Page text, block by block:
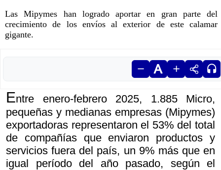
Las Mipymes han logrado aportar en gran parte del
crecimiento de los envíos al exterior de este calamar
gigante.
Entre enero-febrero 2025, 1.885 Micro,
pequeñas y medianas empresas (Mipymes)
exportadoras representaron el 53% del total
de compañías que enviaron productos y
servicios fuera del país, un 9% más que en
igual período del año pasado, según el